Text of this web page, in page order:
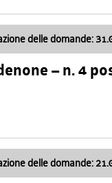
delle domande:
– n. 4
delle domande: